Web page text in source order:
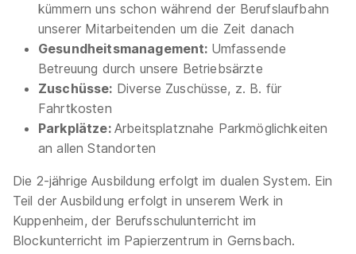
Ausbildung zum Maschinen- und Anlagenführer
(m/w/d) Lebensmitteltechnik
Teigwarenfabrik GmbH
01.09.2027
Schnellbewerbung
kümmern uns schon während der Berufslaufbahn
unserer Mitarbeitenden um die Zeit danach
Gesundheitsmanagement: Umfassende
Betreuung durch unsere Betriebsärzte
Zuschüsse: Diverse Zuschüsse, z. B. für
Fahrtkosten
Parkplätze: Arbeitsplatznahe Parkmöglichkeiten
an allen Standorten
Die 2-jährige Ausbildung erfolgt im dualen System. Ein
Teil der Ausbildung erfolgt in unserem Werk in
Kuppenheim, der Berufsschulunterricht im
Blockunterricht im Papierzentrum in Gernsbach.